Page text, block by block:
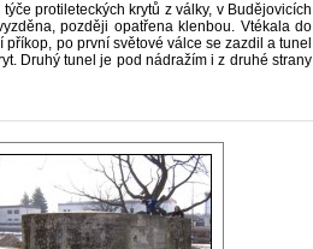
protileteckých krytů z války, v Budějovicích
později opatřena klenbou. Vtékala do
po první světové válce se zazdil a tunel
Druhý tunel je pod nádražím i z druhé strany